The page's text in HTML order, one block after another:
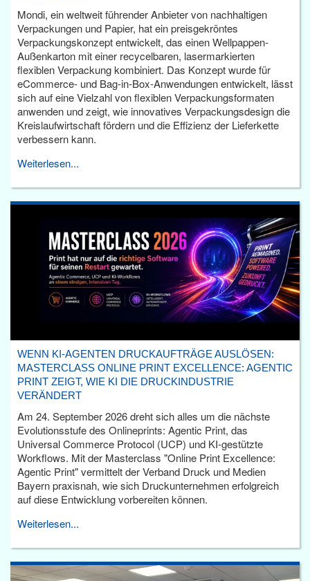
Mondi, ein weltweit führender Anbieter von nachhaltigen
Verpackungen und Papier, hat ein preisgekröntes
Verpackungskonzept entwickelt, das einen Wellpappen-
Außenkarton mit einer recycelbaren, lasermarkierten
flexiblen Verpackung kombiniert. Das Konzept wurde für
eCommerce- und Bag-in-Box-Anwendungen entwickelt, lässt
sich auf eine Vielzahl von flexiblen Verpackungsformaten
anwenden und zeigt, wie innovatives Verpackungsdesign die
Kreislaufwirtschaft fördern und die Effizienz der Lieferkette
verbessern kann.
Weiterlesen...
WENN KI-AGENTEN DRUCKAUFTRÄGE AUSLÖSEN:
MASTERCLASS ONLINE PRINT EXCELLENCE: AGENTIC
PRINT ZEIGT, WIE KI DIE DRUCKINDUSTRIE
VERÄNDERT
Am 24. September 2026 dreht sich alles um die nächste
Evolutionsstufe des Onlineprints: Agentic Print, das
Universal Commerce Protocol (UCP) und KI-gestützte
Workflows. Mit der Masterclass "Online Print Excellence:
Agentic Print" vermittelt der Verband Druck und Medien
Bayern praxisnah, wie sich Druckunternehmen erfolgreich
auf diese Entwicklung vorbereiten können.
Weiterlesen...